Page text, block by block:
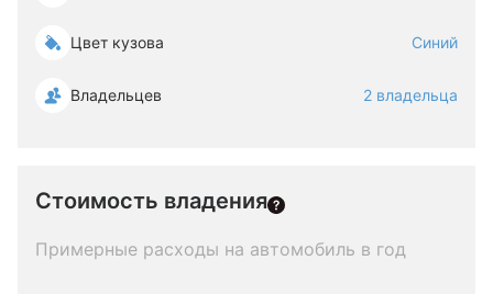
Цвет кузова Синий
Владельцев 2 владельца
Стоимость владения
Примерные расходы на автомобиль в год